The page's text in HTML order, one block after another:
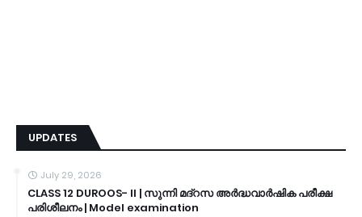
UPDATES
July 29, 2026
CLASS 12 DUROOS- II | സുന്നി മദ്റസ അർദ്ധവാർഷിക പരീക്ഷ
പരിശീലനം | Model examination